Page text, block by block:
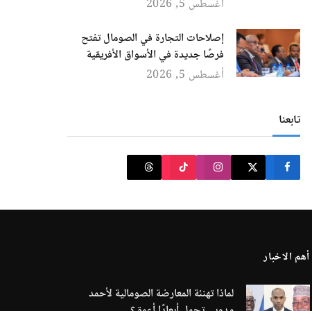
أغسطس 5, 2026
إصلاحات التجارة في الصومال تفتح
فرصًا جديدة في الأسواق الأفريقية
أغسطس 5, 2026
تابعنا
أهم الاخبار
لماذا تهنئة المعارضة الصومالية لأحمد